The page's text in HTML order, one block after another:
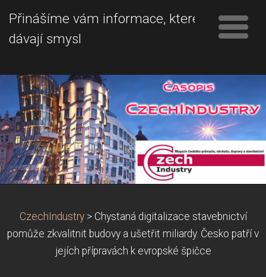
Přinášíme vám informace, které
dávají smysl
CzechIndustry > Chystaná digitalizace stavebnictví
pomůže zkvalitnit budovy a ušetřit miliardy. Česko patří v
jejích přípravách k evropské špičce